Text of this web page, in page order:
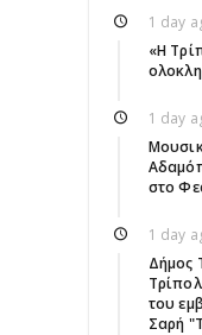
1 day
«Η
1 day
στο
1 day
Δήμος
του
Σαρή